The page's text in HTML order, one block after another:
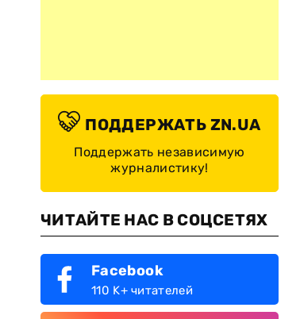
ПОДДЕРЖАТЬ ZN.UA
Поддержать независимую
журналистику!
ЧИТАЙТЕ НАС В СОЦСЕТЯХ
Facebook
110 K+ читателей